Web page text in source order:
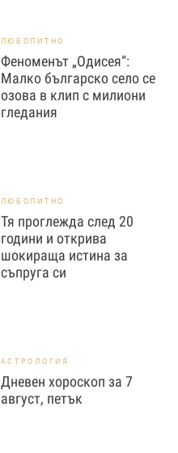
ЛЮБОПИТНО
Феноменът „Одисея“:
Малко българско село се
озова в клип с милиони
гледания
ЛЮБОПИТНО
Тя проглежда след 20
години и открива
шокираща истина за
съпруга си
АСТРОЛОГИЯ
Дневен хороскоп за 7
август, петък